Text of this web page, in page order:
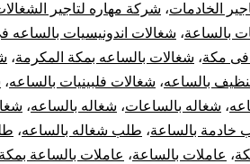
الخادمات، شركة مهاره لتاجير
بالساعة، شغالات اندونيسيات بالساعه
فى مكة، شغالات بالساعه بمكة المكرمة،
بالساعه، شغالات فلبينيات بالساعه،
، شغاله بالساعات، شغاله بالساعه،
خادمة بالساعة، طلب شغاله بالساعه،
، عاملات بالساعة، عاملات بالساعة